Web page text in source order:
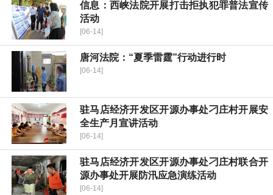
信息：西峡法院开展打击拒执犯罪普法宣传
活动
[06-14]
唐河法院：“夏季雷霆”行动进行时
[06-14]
驻马店经济开发区开源办事处刁庄村开展安
全生产月宣讲活动
[06-14]
驻马店经济开发区开源办事处刁庄村联合开
源办事处开展防汛应急演练活动
[06-14]